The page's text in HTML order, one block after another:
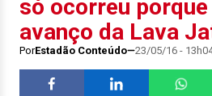
só ocorreu
avanço da Lava
PorEstadão Conteúdo 23/05/16 -